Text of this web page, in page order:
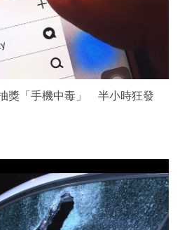
獎「手機中毒」 半小時狂發